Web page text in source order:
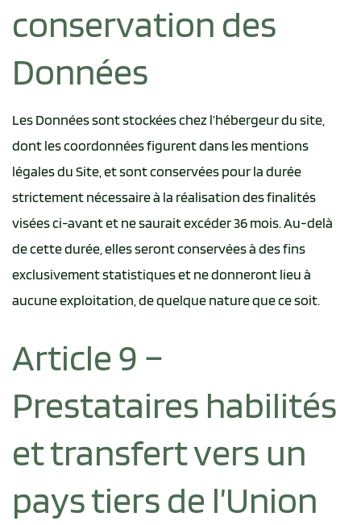
conservation des
Données
Les Données sont stockées chez l’hébergeur du site,
dont les coordonnées figurent dans les mentions
légales du Site, et sont conservées pour la durée
strictement nécessaire à la réalisation des finalités
visées ci-avant et ne saurait excéder 36 mois. Au-delà
de cette durée, elles seront conservées à des fins
exclusivement statistiques et ne donneront lieu à
aucune exploitation, de quelque nature que ce soit.
Article 9 –
Prestataires habilités
et transfert vers un
pays tiers de l’Union